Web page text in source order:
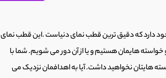
دارد که دقیق ترین قطب نمای دنیاست .این قطب نمای
هایمان هستیم و یا از آن دور می شویم. شما با
هایتان نخواهید داشت. آیا به اهدافمان نزدیک می